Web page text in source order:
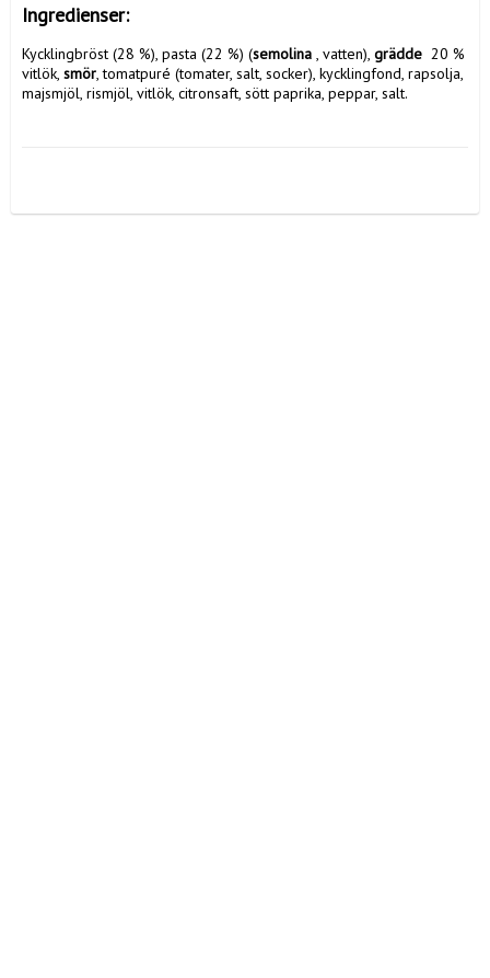
Ingredienser:
Kycklingbröst (28 %), pasta (22 %) (semolina , vatten), grädde 20 %
vitlök, smör, tomatpuré (tomater, salt, socker), kycklingfond, rapsolja,
majsmjöl, rismjöl, vitlök, citronsaft, sött paprika, peppar, salt.